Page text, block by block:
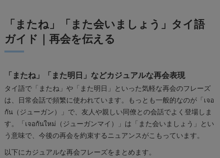
「またね」「また会いましょう」タイ語
ガイド｜再会を伝える
「またね」「また明日」などカジュアルな再会表現
タイ語で「またね」や「また明日」といった気軽な再会のフレーズ
は、日常会話で頻繁に使われています。もっとも一般的なのが「เจอ
กัน（ジューガン）」で、友人や親しい同僚との会話でよく登場しま
す。「เจอกันใหม่（ジューガンマイ）」は「また会いましょう」とい
う意味で、今後の再会を約束するニュアンスがこもっています。
以下にカジュアルな再会フレーズをまとめます。